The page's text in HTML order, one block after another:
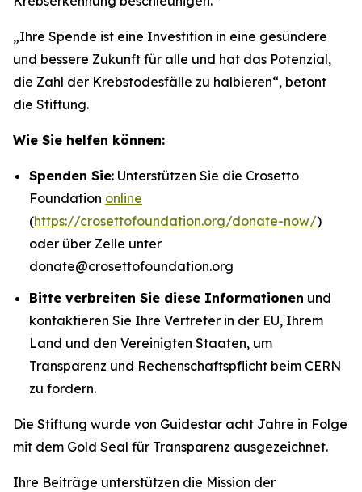
„Ihre Spende ist eine Investition in eine gesündere
und bessere Zukunft für alle und hat das Potenzial,
die Zahl der Krebstodesfälle zu halbieren“, betont
die Stiftung.
Wie Sie helfen können:
Spenden Sie: Unterstützen Sie die Crosetto
Foundation online
(https://crosettofoundation.org/donate-now/)
oder über Zelle unter
donate@crosettofoundation.org
Bitte verbreiten Sie diese Informationen und
kontaktieren Sie Ihre Vertreter in der EU, Ihrem
Land und den Vereinigten Staaten, um
Transparenz und Rechenschaftspflicht beim CERN
zu fordern.
Die Stiftung wurde von Guidestar acht Jahre in Folge
mit dem Gold Seal für Transparenz ausgezeichnet.
Ihre Beiträge unterstützen die Mission der